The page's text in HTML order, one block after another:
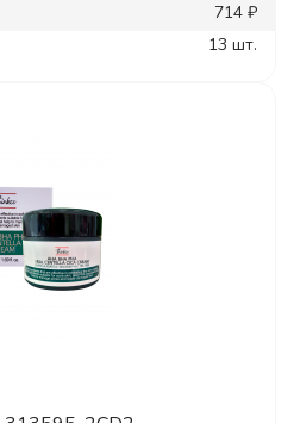
714 ₽
13 шт.